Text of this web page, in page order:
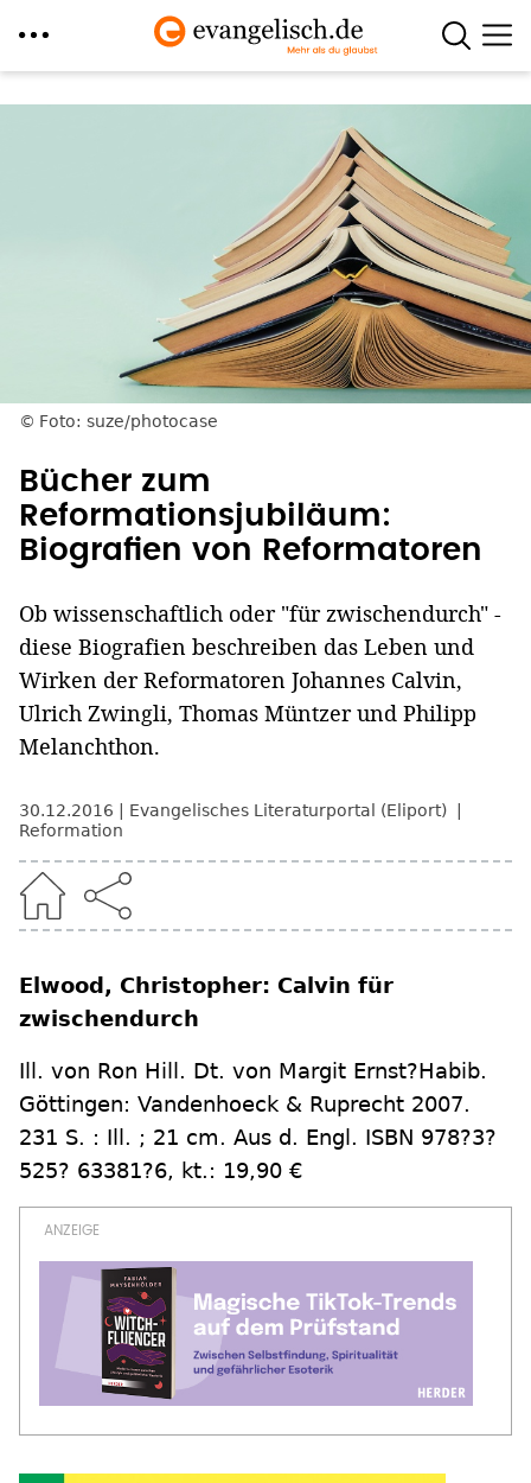
Foto: suze/photocase
Bücher zum
Reformationsjubiläum:
Biografien von Reformatoren
Ob wissenschaftlich oder "für zwischendurch" -
diese Biografien beschreiben das Leben und
Wirken der Reformatoren Johannes Calvin,
Ulrich Zwingli, Thomas Müntzer und Philipp
Melanchthon.
30.12.2016
Evangelisches Literaturportal (Eliport)
Reformation
Elwood, Christopher: Calvin für
zwischendurch
Ill. von Ron Hill. Dt. von Margit Ernst?Habib.
Göttingen: Vandenhoeck & Ruprecht 2007.
231 S. : Ill. ; 21 cm. Aus d. Engl. ISBN 978?3?
525? 63381?6, kt.: 19,90 €